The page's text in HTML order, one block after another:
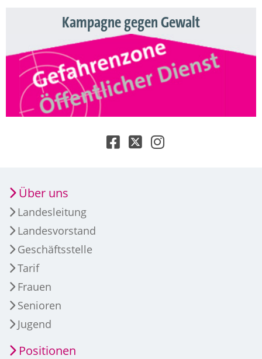
Kampagne gegen Gewalt
Über uns
Landesleitung
Landesvorstand
Geschäftsstelle
Tarif
Frauen
Senioren
Jugend
Positionen